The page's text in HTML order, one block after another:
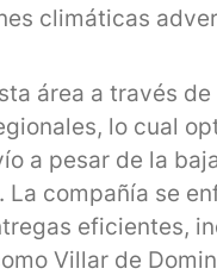
climáticas
área a través
lo cual
a pesar de la
La compañía se
eficientes,
Villar de